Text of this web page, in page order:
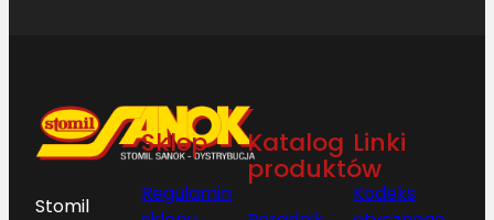
Stomil
Sklep
Regulamin
Katalog
produktów
Linki
Kodeks